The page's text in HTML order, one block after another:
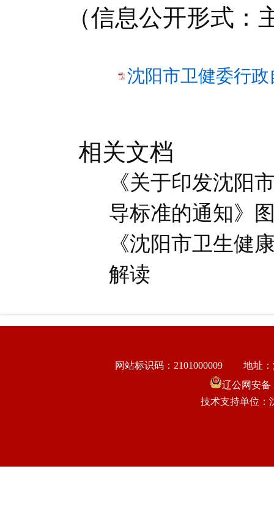
（信息公开形式：
沈阳市卫健委行
相关文档
《关于印发沈阳
导标准的通知》
《沈阳市卫生健
解读
网站标识码：2101000009
地址
辽公网安备
技术支持单位：